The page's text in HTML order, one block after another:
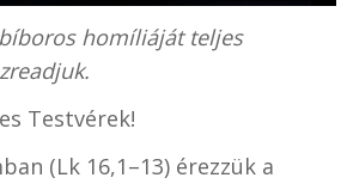
homíliáját teljes
Testvérek!
(Lk 16,1–13) érezzük a